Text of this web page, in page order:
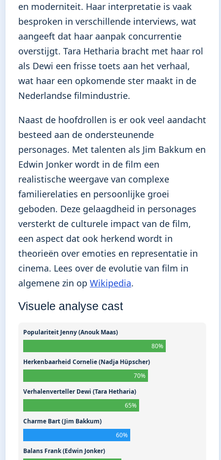
en moderniteit. Haar interpretatie is vaak
besproken in verschillende interviews, wat
aangeeft dat haar aanpak concurrentie
overstijgt. Tara Hetharia bracht met haar rol
als Dewi een frisse toets aan het verhaal,
wat haar een opkomende ster maakt in de
Nederlandse filmindustrie.
Naast de hoofdrollen is er ook veel aandacht
besteed aan de ondersteunende
personages. Met talenten als Jim Bakkum en
Edwin Jonker wordt in de film een
realistische weergave van complexe
familierelaties en persoonlijke groei
geboden. Deze gelaagdheid in personages
versterkt de culturele impact van de film,
een aspect dat ook herkend wordt in
theorieën over emoties en representatie in
cinema. Lees over de evolutie van film in
algemene zin op Wikipedia.
Visuele analyse cast
Populariteit Jenny (Anouk Maas)
80%
Herkenbaarheid Cornelie (Nadja Hüpscher)
70%
Verhalenverteller Dewi (Tara Hetharia)
65%
Charme Bart (Jim Bakkum)
60%
Balans Frank (Edwin Jonker)